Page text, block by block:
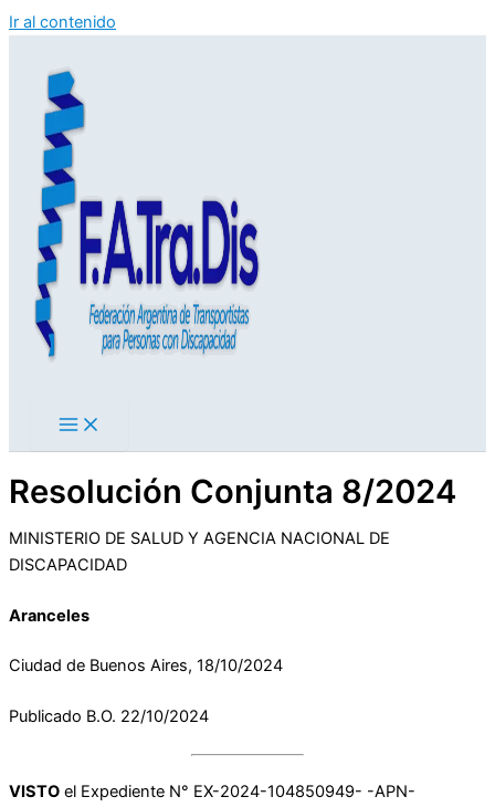
Ir al contenido
Resolución Conjunta 8/2024
MINISTERIO DE SALUD Y AGENCIA NACIONAL DE
DISCAPACIDAD
Aranceles
Ciudad de Buenos Aires, 18/10/2024
Publicado B.O. 22/10/2024
VISTO el Expediente N° EX-2024-104850949- -APN-